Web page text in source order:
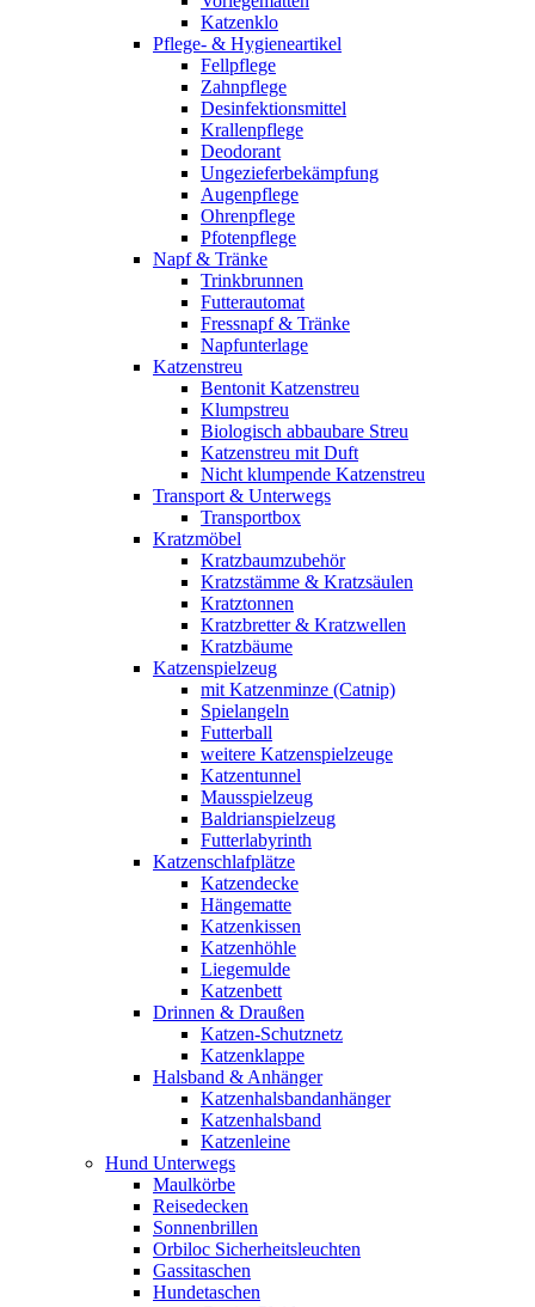
Katzenklo
Pflege- & Hygieneartikel
Fellpflege
Zahnpflege
Desinfektionsmittel
Krallenpflege
Deodorant
Ungezieferbekämpfung
Augenpflege
Ohrenpflege
Pfotenpflege
Napf & Tränke
Trinkbrunnen
Futterautomat
Fressnapf & Tränke
Napfunterlage
Katzenstreu
Bentonit Katzenstreu
Klumpstreu
Biologisch abbaubare Streu
Katzenstreu mit Duft
Nicht klumpende Katzenstreu
Transport & Unterwegs
Transportbox
Kratzmöbel
Kratzbaumzubehör
Kratzstämme & Kratzsäulen
Kratztonnen
Kratzbretter & Kratzwellen
Kratzbäume
Katzenspielzeug
mit Katzenminze (Catnip)
Spielangeln
Futterball
weitere Katzenspielzeuge
Katzentunnel
Mausspielzeug
Baldrianspielzeug
Futterlabyrinth
Katzenschlafplätze
Katzendecke
Hängematte
Katzenkissen
Katzenhöhle
Liegemulde
Katzenbett
Drinnen & Draußen
Katzen-Schutznetz
Katzenklappe
Halsband & Anhänger
Katzenhalsbandanhänger
Katzenhalsband
Katzenleine
Hund Unterwegs
Maulkörbe
Reisedecken
Sonnenbrillen
Orbiloc Sicherheitsleuchten
Gassitaschen
Hundetaschen